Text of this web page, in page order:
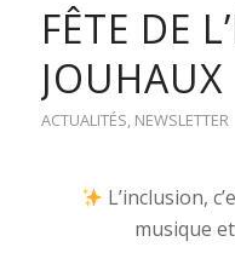
FÊTE DE
JOUHAUX
ACTUALITÉS, NEWSLETTER
L’inclusion,
musique